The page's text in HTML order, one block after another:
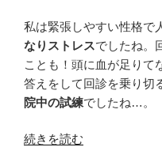
私は緊張しやすい性格で
なりストレスでしたね。
ことも！頭に血が足りて
答えをして回診を乗り切
院中の試練でしたね…。
“子
続きを読む